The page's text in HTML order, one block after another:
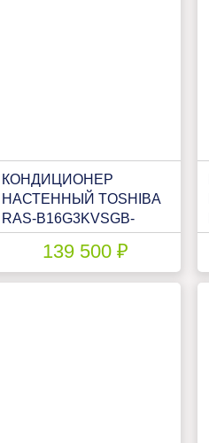
КОНДИЦИОНЕР
НАСТЕННЫЙ TOSHIBA
RAS-B16G3KVSGB-
E/RAS-16J2AVSG-E1
139 500 ₽